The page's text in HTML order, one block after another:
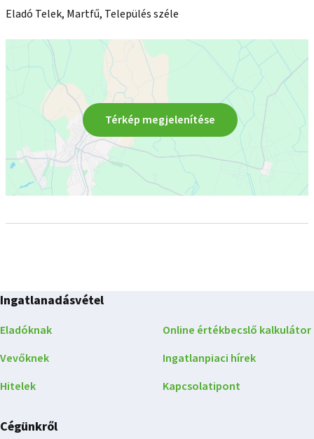
Eladó Telek, Martfű, Település széle
Térkép megjelenítése
Ingatlanadásvétel
Eladóknak
Vevőknek
Hitelek
Online értékbecslő kalkulátor
Ingatlanpiaci hírek
Kapcsolatipont
Cégünkről